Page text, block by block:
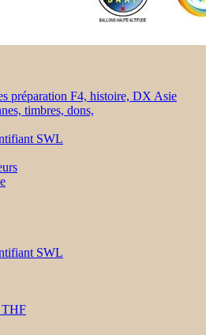
préparation F4, histoire, DX Asie
timbres, dons,
SWL
SWL
THF